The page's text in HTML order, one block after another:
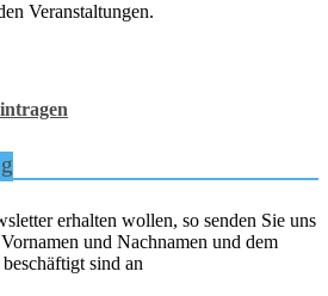
Veranstaltungen.
erhalten wollen, so senden Sie uns
und Nachnamen und dem
sind an